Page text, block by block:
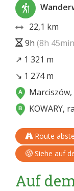
22,1 km
9h (8h
↗ 1 321 m
↘ 1 274 m
KOWARY,
Route
Siehe auf
Auf